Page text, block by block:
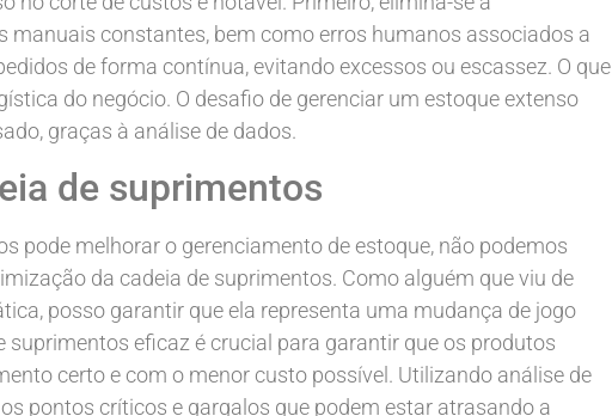
manuais constantes, bem como erros humanos associados a
de forma contínua, evitando excessos ou escassez. O que
do negócio. O desafio de gerenciar um estoque extenso
graças à análise de dados.
de suprimentos
pode melhorar o gerenciamento de estoque, não podemos
da cadeia de suprimentos. Como alguém que viu de
posso garantir que ela representa uma mudança de jogo
suprimentos eficaz é crucial para garantir que os produtos
certo e com o menor custo possível. Utilizando análise de
pontos críticos e gargalos que podem estar atrasando a